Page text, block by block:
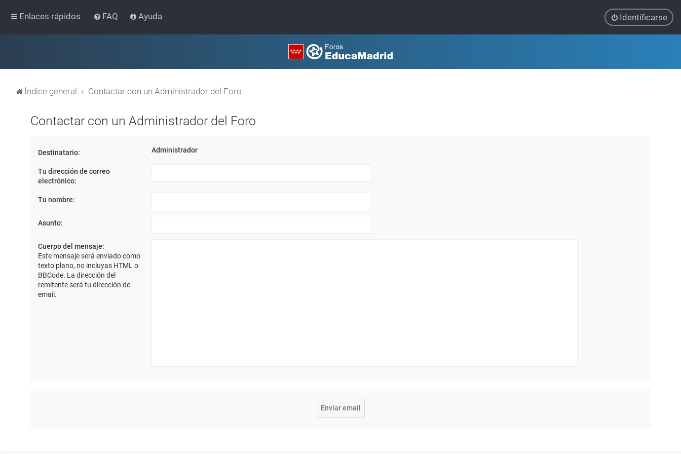
Enlaces rápidos FAQ Ayuda Identificarse
Índice general Contactar con un Administrador del Foro
Contactar con un Administrador del Foro
Destinatario: Administrador
Tu dirección de correo
electrónico:
Tu nombre:
Asunto:
Cuerpo del mensaje:
Este mensaje será enviado como
texto plano, no incluyas HTML o
BBCode. La dirección del
remitente será tu dirección de
email.